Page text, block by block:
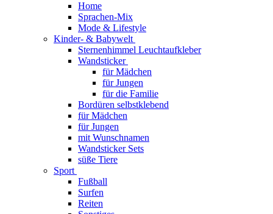
Home
Sprachen-Mix
Mode & Lifestyle
Kinder- & Babywelt
Sternenhimmel Leuchtaufkleber
Wandsticker
für Mädchen
für Jungen
für die Familie
Bordüren selbstklebend
für Mädchen
für Jungen
mit Wunschnamen
Wandsticker Sets
süße Tiere
Sport
Fußball
Surfen
Reiten